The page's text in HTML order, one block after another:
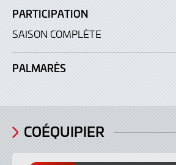
PARTICIPATION
SAISON COMPLÈTE
PALMARÈS
COÉQUIPIER